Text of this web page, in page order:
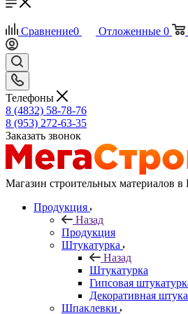
Сравнение0 Отложенные 0
Телефоны
8 (4832) 58-78-76
8 (953) 272-63-35
Заказать звонок
Магазин строительных материалов в
Продукция
Назад
Продукция
Штукатурка
Назад
Штукатурка
Гипсовая
Декоративная
Шпаклевки